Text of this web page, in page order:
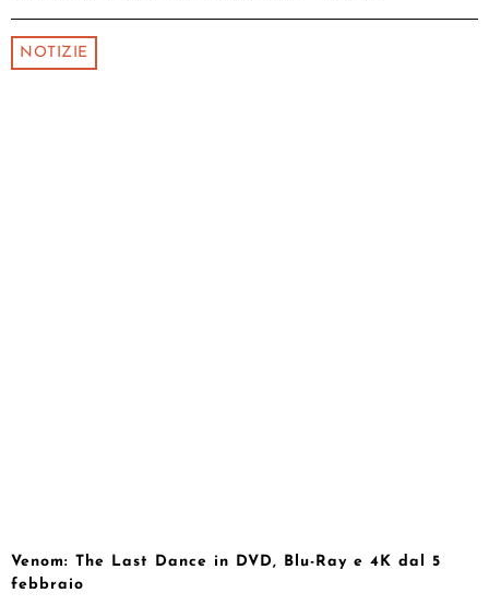
NOTIZIE
Venom: The Last Dance in DVD, Blu-Ray e 4K dal 5
febbraio